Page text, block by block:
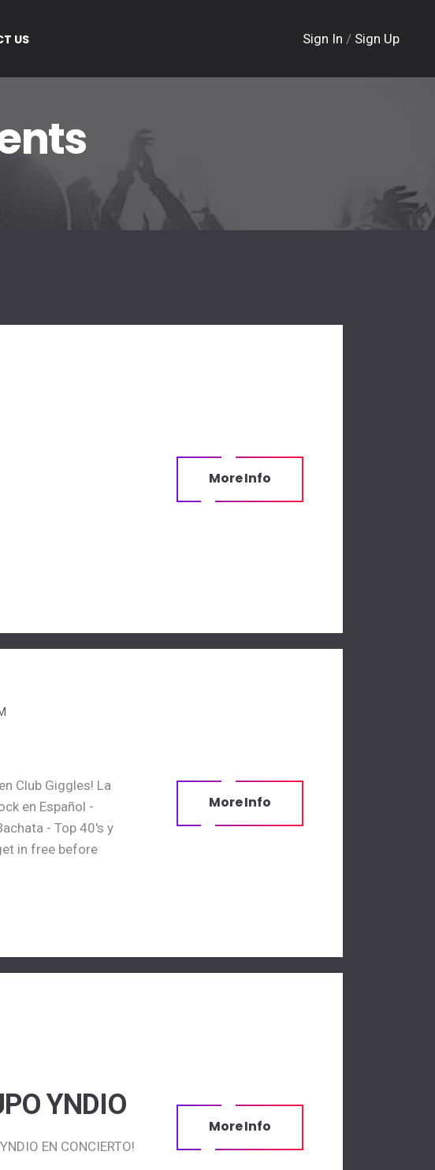
US Sign In / Sign Up
More Info
Club Giggles! La
en Español -
- Top 40's y
in free before
More Info
YNDIO
EN CONCIERTO!
More Info